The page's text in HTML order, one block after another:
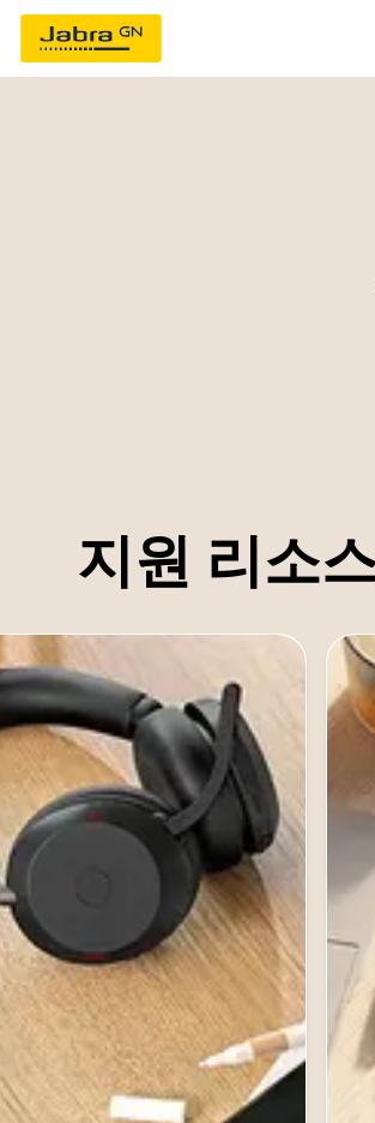
지원 리소